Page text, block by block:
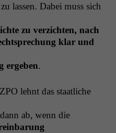
lassen. Dabei muss sich
zu verzicht­en, nach
klar und
ergeben.
ZPO lehnt das staatliche
ab, wenn die